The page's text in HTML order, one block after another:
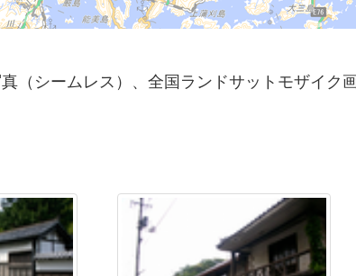
（シームレス）、全国ランドサットモザイク